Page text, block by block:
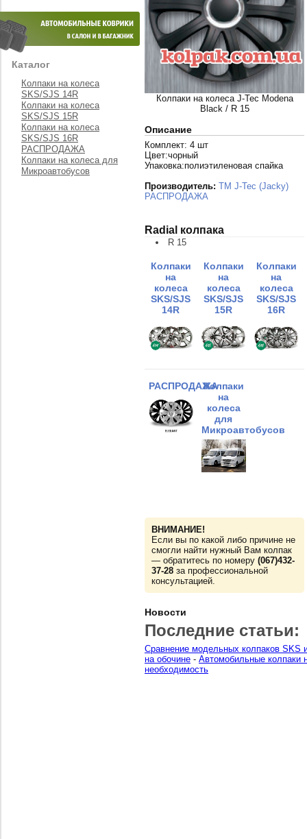
Каталог
Колпаки на колеса
SKS/SJS 14R
Колпаки на колеса
SKS/SJS 15R
Колпаки на колеса
SKS/SJS 16R
РАСПРОДАЖА
Колпаки на колеса для
Микроавтобусов
Колпаки на колеса J-Tec Modena
Black / R 15
Описание
Комплект: 4 шт
Цвет:чорный
Упаковка:полиэтиленовая спайка
Производитель: TM J-Tec (Jacky)
РАСПРОДАЖА
Radial колпака
R 15
Колпаки
на
колеса
SKS/SJS
14R
Колпаки
на
колеса
SKS/SJS
15R
Колпаки
на
колеса
SKS/SJS
16R
РАСПРОДАЖАКолпаки
на
колеса
для
Микроавтобусов
ВНИМАНИЕ!
Если вы по какой либо причине не
смогли найти нужный Вам колпак
— обратитесь по номеру (067)432-
37-28 за профессиональной
консультацией.
Новости
Последние статьи:
Сравнение модельных колпаков SKS
на обочине - Автомобильные колпаки
необходимость